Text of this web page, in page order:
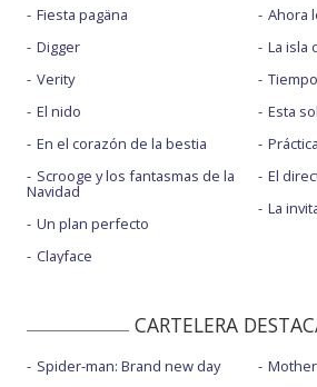
Fiesta pagäna
Digger
Verity
El nido
En el corazón de la bestia
Scrooge y los fantasmas de la
Navidad
Un plan perfecto
Clayface
Ahora
La isla
Esta
El
La
CARTELERA
Spider-man: Brand new day